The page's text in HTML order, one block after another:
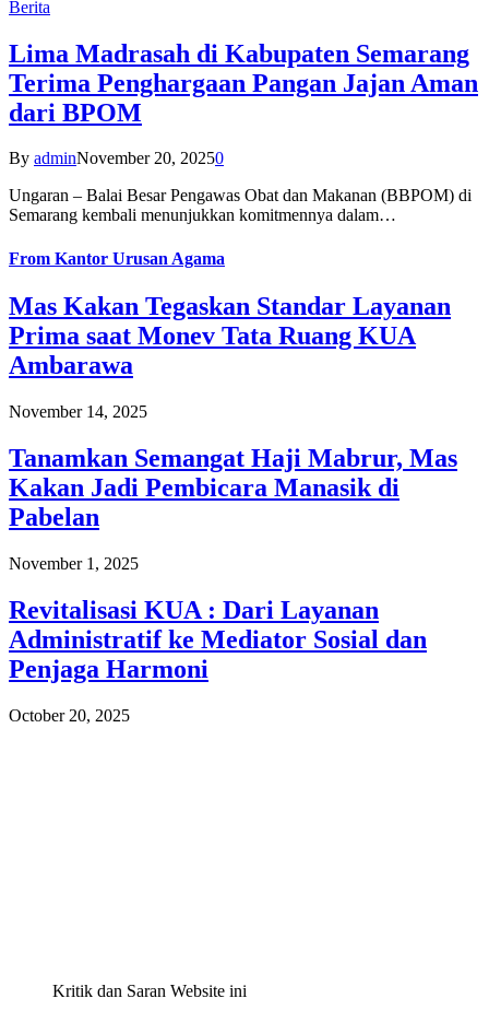
Berita
Lima Madrasah di Kabupaten Semarang
Terima Penghargaan Pangan Jajan Aman
dari BPOM
By adminNovember 20, 20250
Ungaran – Balai Besar Pengawas Obat dan Makanan (BBPOM) di
Semarang kembali menunjukkan komitmennya dalam…
From Kantor Urusan Agama
Mas Kakan Tegaskan Standar Layanan
Prima saat Monev Tata Ruang KUA
Ambarawa
November 14, 2025
Tanamkan Semangat Haji Mabrur, Mas
Kakan Jadi Pembicara Manasik di
Pabelan
November 1, 2025
Revitalisasi KUA : Dari Layanan
Administratif ke Mediator Sosial dan
Penjaga Harmoni
October 20, 2025
Kritik dan Saran Website ini